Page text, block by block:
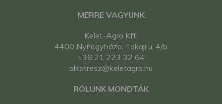
MERRE VAGYUNK
Kelet-Agro Kft.
4400 Nyíregyháza, Tokaji u. 4/b
+36 21 223 32 64
alkatresz@keletagro.hu
RÓLUNK MONDTÁK